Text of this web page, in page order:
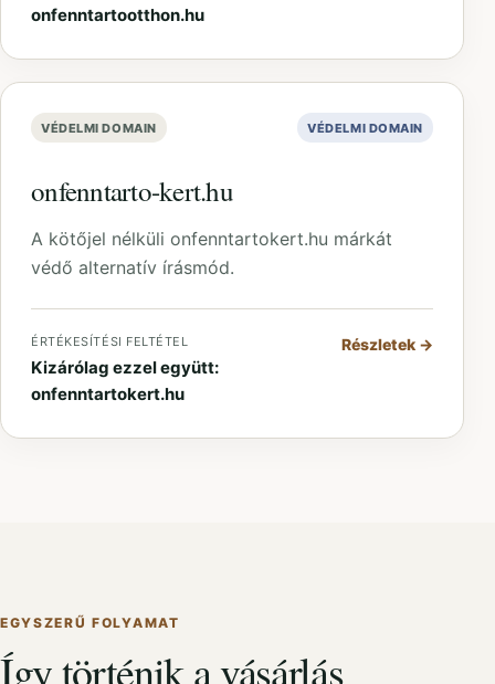
onfenntartootthon.hu
VÉDELMI DOMAIN VÉDELMI DOMAIN
onfenntarto-kert.hu
A kötőjel nélküli onfenntartokert.hu márkát
védő alternatív írásmód.
ÉRTÉKESÍTÉSI FELTÉTEL
Kizárólag ezzel együtt:
onfenntartokert.hu
Részletek →
EGYSZERŰ FOLYAMAT
Így történik a vásárlás